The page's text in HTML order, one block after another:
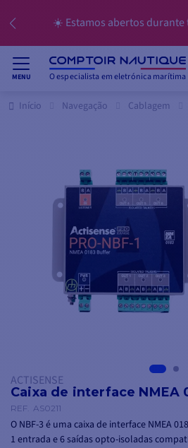
☀️ Estamos abertos
MENU O especialista em eletrónica marítima
Início Navegação Cablagem
ACTISENSE
Caixa de interface NMEA
REF. AS0211
O NBF-3 é uma caixa de interface NMEA
1 entrada e 6 saídas opto-isoladas